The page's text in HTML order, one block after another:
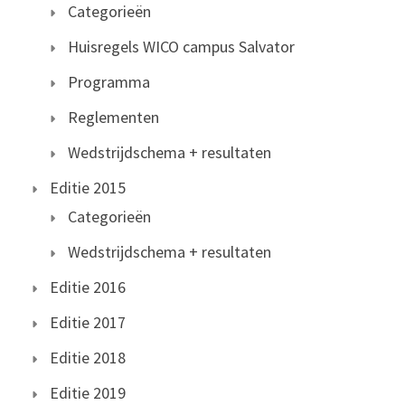
Categorieën
Huisregels WICO campus Salvator
Programma
Reglementen
Wedstrijdschema + resultaten
Editie 2015
Categorieën
Wedstrijdschema + resultaten
Editie 2016
Editie 2017
Editie 2018
Editie 2019